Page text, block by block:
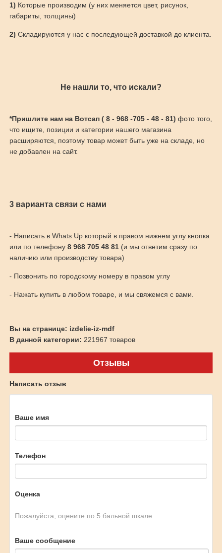
1) Которые производим (у них меняется цвет, рисунок,
габариты, толщины)
2) Складируются у нас с последующей доставкой до клиента.
Не нашли то, что искали?
*Пришлите нам на Вотсап ( 8 - 968 -705 - 48 - 81) фото того,
что ищите, позиции и категории нашего магазина
расширяются, поэтому товар может быть уже на складе, но
не добавлен на сайт.
3 варианта связи с нами
- Написать в Whats Up который в правом нижнем углу кнопка
или по телефону 8 968 705 48 81(и мы ответим сразу по
наличию или производству товара)
- Позвонить по городскому номеру в правом углу
- Нажать купить в любом товаре, и мы свяжемся с вами.
Вы на странице: izdelie-iz-mdf
В данной категории: 221967 товаров
Отзывы
Написать отзыв
Ваше имя
Телефон
Оценка
Пожалуйста, оцените по 5 бальной шкале
Ваше сообщение